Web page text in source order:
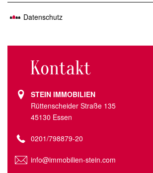
Datenschutz
Kontakt
STEIN IMMOBILIEN
Rüttenscheider Straße 135
45130 Essen
0201/798879-20
info@immobilien-stein.com